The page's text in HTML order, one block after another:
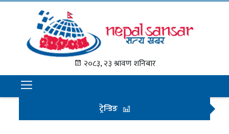
२०८३, २३ श्रावण शनिबार
समाचार
राजनीति
अन्तराष्ट्रिय
ट्रेन्डिङ